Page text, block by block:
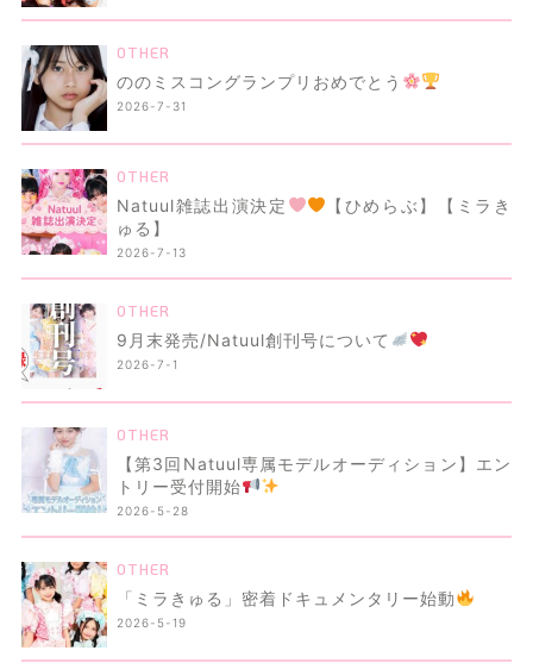
OTHER
ののミスコングランプリおめでとう
2026-7-31
OTHER
Natuul雑誌出演決定
【ひめらぶ】【ミラき
ゅる】
2026-7-13
OTHER
9月末発売/Natuul創刊号について
2026-7-1
OTHER
【第3回Natuul専属モデルオーディション】エン
トリー受付開始
2026-5-28
OTHER
「ミラきゅる」密着ドキュメンタリー始動
2026-5-19